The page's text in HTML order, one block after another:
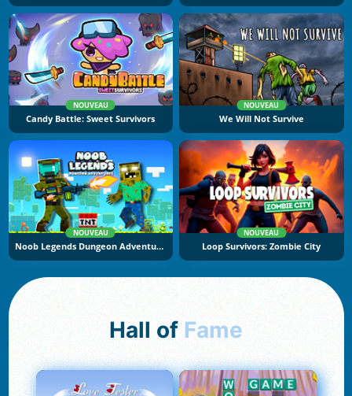
NOUVEAU
Candy Battle: Sweet Survivors
NOUVEAU
We Will Not Survive
NOUVEAU
Noob Legends Dungeon Adventures
NOUVEAU
Loop Survivors: Zombie City
Hall of Fame